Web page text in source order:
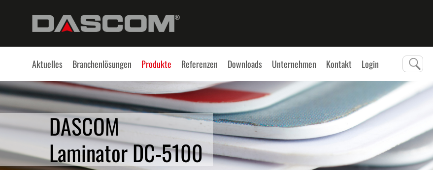
Aktuelles Branchenlösungen Produkte Referenzen Downloads Unternehmen Kontakt Login
DASCOM
Laminator DC-5100